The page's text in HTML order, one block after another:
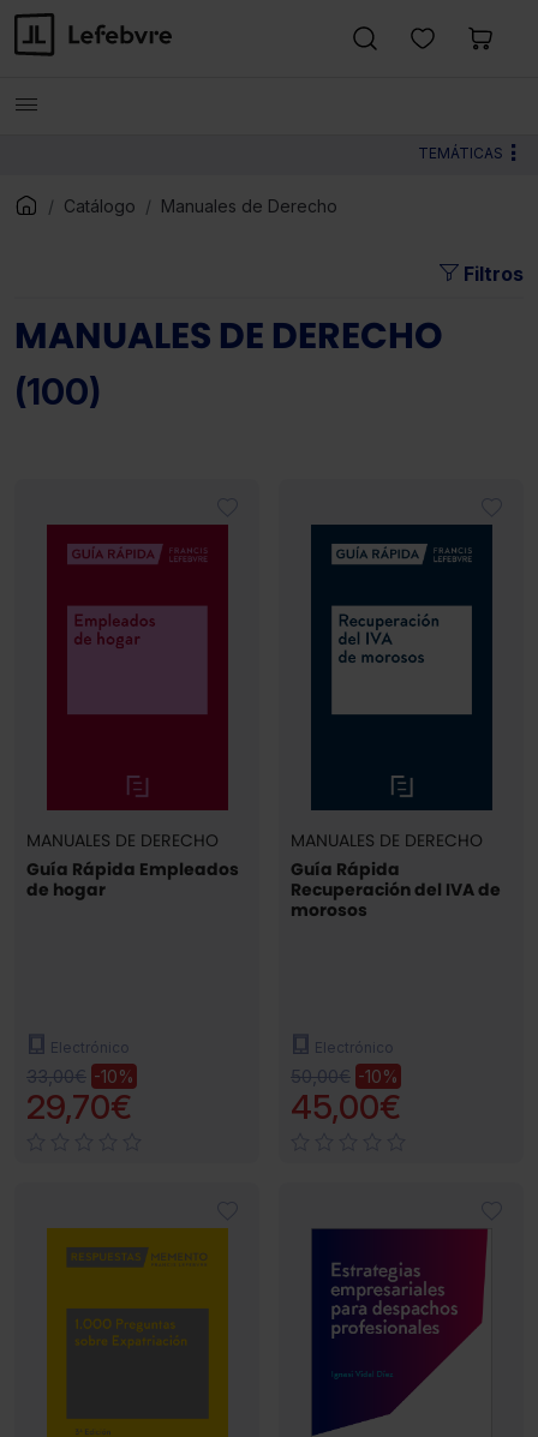
TEMÁTICAS
Catálogo Manuales de Derecho
Filtros
MANUALES DE DERECHO
(100)
MANUALES DE DERECHO
Guía Rápida Empleados
de hogar
Electrónico
33,00€ -10%
29,70€
MANUALES DE DERECHO
Guía Rápida
Recuperación del IVA de
morosos
Electrónico
50,00€ -10%
45,00€